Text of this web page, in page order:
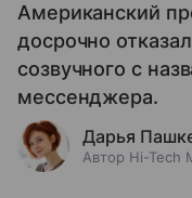
Американский
досрочно
созвучного с
мессенджера.
Дарья
Автор Hi-Tech